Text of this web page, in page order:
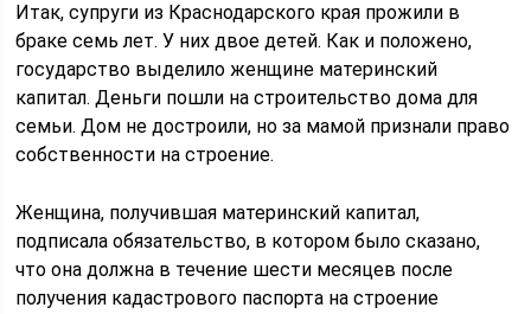
Итак, супруги из Краснодарского края прожили в
браке семь лет. У них двое детей. Как и положено,
государство выделило женщине материнский
капитал. Деньги пошли на строительство дома для
семьи. Дом не достроили, но за мамой признали право
собственности на строение.
Женщина, получившая материнский капитал,
подписала обязательство, в котором было сказано,
что она должна в течение шести месяцев после
получения кадастрового паспорта на строение